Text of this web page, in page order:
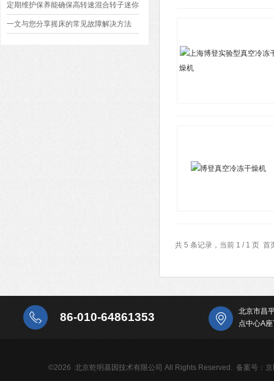
定期维护保养能确保高转速混合转子迷你
离心机正常运行
一文与您分享摇床的常见故障解决方法
共 5 条记录，当前 1 / 1 页
86-010-64861353
北京市昌
点中心A
©2026 北京乾明基因技术有限公司 All Rights Reserved.备案号：